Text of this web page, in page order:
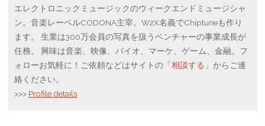
エレクトロニックミュージックのウィークエンドミュージシャ
ン。音楽レーベルCODONA主宰。W2X名義でChiptuneも作り
ます。 生業は300万会員の写真を扱うベンチャーの事業成長が
任務。 興味は音楽、映像、バイオ、マーケ、ゲーム、金融。フ
ォローお気軽に！ご依頼などはサイトの「相談する 」からご連
絡ください。
>>> Profile details